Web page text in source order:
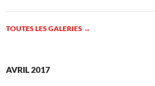
TOUTES LES GALERIES →
AVRIL 2017